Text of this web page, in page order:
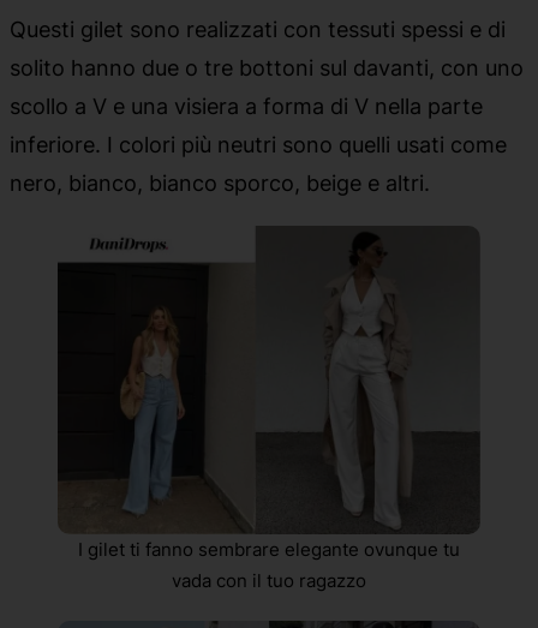
Questi gilet sono realizzati con tessuti spessi e di
solito hanno due o tre bottoni sul davanti, con uno
scollo a V e una visiera a forma di V nella parte
inferiore. I colori più neutri sono quelli usati come
nero, bianco, bianco sporco, beige e altri.
I gilet ti fanno sembrare elegante ovunque tu
vada con il tuo ragazzo